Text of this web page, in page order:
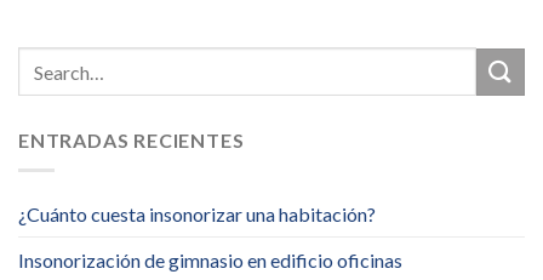
ENTRADAS RECIENTES
¿Cuánto cuesta insonorizar una habitación?
Insonorización de gimnasio en edificio oficinas